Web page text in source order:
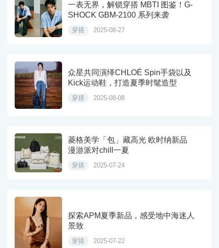
一表无界，解锁穿搭 MBTI 图鉴！G-
SHOCK GBM-2100 系列来袭
穿搭 2025-08-27
众星共同演绎CHLOÉ Spin手袋以及
Kick运动鞋，打造夏季时髦造型
穿搭 2025-08-08
​菱格美学「包」藏高光 欧时纳新品
漫游派对chill一夏
穿搭 2025-07-24
探索APM夏季新品，感受地中海迷人
景致
穿搭 2025-07-22